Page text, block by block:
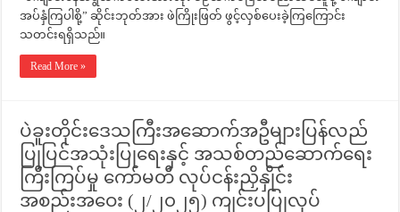
အပ်နှံကြပါစို့” ဆိုင်းဘုတ်အား ဖဲကြိုးဖြတ် ဖွင့်လှစ်ပေးခဲ့ကြကြောင်း
သတင်းရရှိသည်။
Read More »
ပဲခူးတိုင်းဒေသကြီးအဆောက်အဦများပြန်လည်
ပြုပြင်အသုံးပြုရေးနှင့် အသစ်တည်ဆောက်ရေး
ကြီးကြပ်မှု ကော်မတီ လုပ်ငန်းညှိနှိုင်း
အစည်းအဝေး (၂/၂၀၂၅) ကျင်းပပြုလုပ်